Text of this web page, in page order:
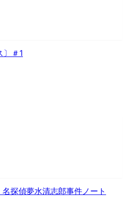
〕＃1
探偵夢水清志郎事件ノート